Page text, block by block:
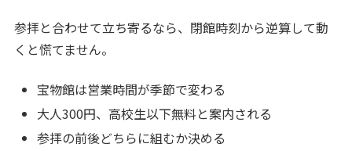
参拝と合わせて立ち寄るなら、閉館時刻から逆算して動
くと慌てません。
宝物館は営業時間が季節で変わる
大人300円、高校生以下無料と案内される
参拝の前後どちらに組むか決める